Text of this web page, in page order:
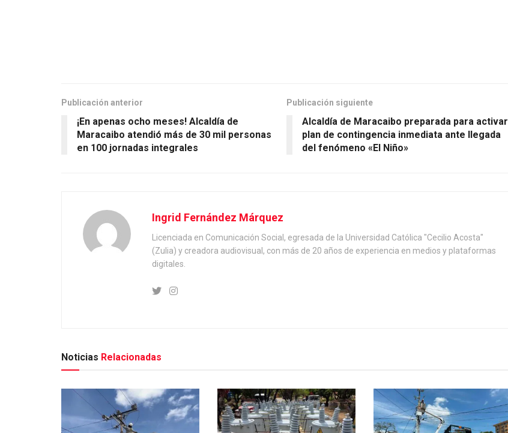
Publicación anterior
¡En apenas ocho meses! Alcaldía de
Maracaibo atendió más de 30 mil personas
en 100 jornadas integrales
Publicación siguiente
Alcaldía de Maracaibo preparada para activar
plan de contingencia inmediata ante llegada
del fenómeno «El Niño»
Ingrid Fernández Márquez
Licenciada en Comunicación Social, egresada de la Universidad Católica "Cecilio Acosta"
(Zulia) y creadora audiovisual, con más de 20 años de experiencia en medios y plataformas
digitales.
Noticias Relacionadas